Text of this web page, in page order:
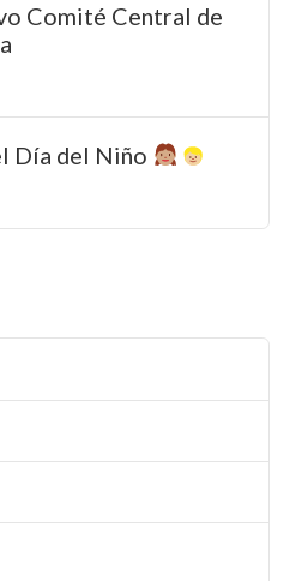
Comité Central de
Día del Niño